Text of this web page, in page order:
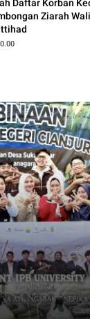
Daftar Korban
Ziarah